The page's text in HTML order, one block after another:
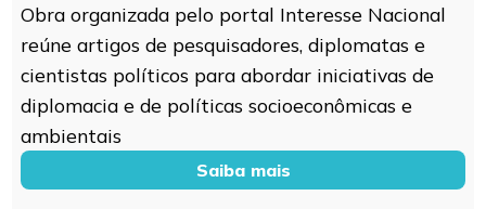
Obra organizada pelo portal Interesse Nacional
reúne artigos de pesquisadores, diplomatas e
cientistas políticos para abordar iniciativas de
diplomacia e de políticas socioeconômicas e
ambientais
Saiba mais